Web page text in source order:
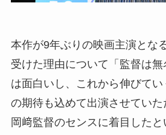
本作が9年ぶりの映画主演とな
受けた理由について「監督は
は面白いし、これから伸びてい
の期待も込めて出演させていた
岡﨑監督のセンスに着目した